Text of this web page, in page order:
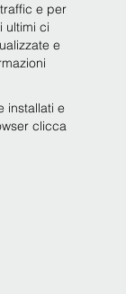
e per
ultimi ci
e
installati e
clicca